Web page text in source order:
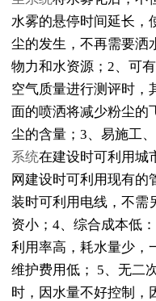
水雾的悬停时间延长，
尘的发生，不再需要洒
物力和水资源；2、可
空气质量进行测评时，
面的喷洒将减少粉尘的
尘的含量；3、易施工
系统在建设时可利用城
网建设时可利用现有的
装时可利用电线，不需
资小；4、综合成本低
利用率高，耗水量少，
维护费用低； 5、无二
时，因水量不好控制，